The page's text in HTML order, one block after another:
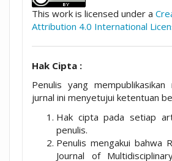
This work is licensed under a
Attribution 4.0 International
Hak Cipta :
Penulis yang mempublikasikan
jurnal ini menyetujui ketentuan
Hak cipta pada setiap
penulis.
Penulis mengakui bahwa
Journal of